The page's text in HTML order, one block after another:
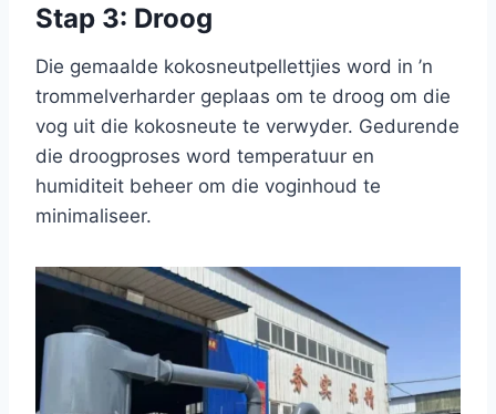
Stap 3: Droog
Die gemaalde kokosneutpellettjies word in ’n
trommelverharder geplaas om te droog om die
vog uit die kokosneute te verwyder. Gedurende
die droogproses word temperatuur en
humiditeit beheer om die voginhoud te
minimaliseer.